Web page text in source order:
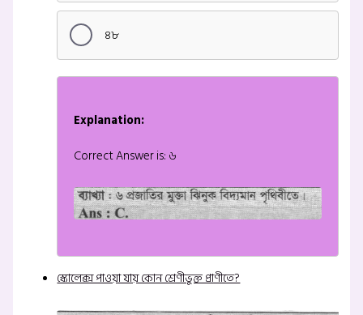
৪৮
Explanation:
Correct Answer is: ৬
স্কোলেক্স পাওয়া যায় কোন শ্রেণীভুক্ত প্রাণীতে?